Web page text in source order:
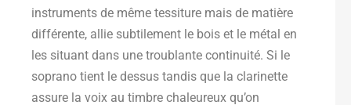
instruments de même tessiture mais de matière
différente, allie subtilement le bois et le métal en
les situant dans une troublante continuité. Si le
soprano tient le dessus tandis que la clarinette
assure la voix au timbre chaleureux qu’on